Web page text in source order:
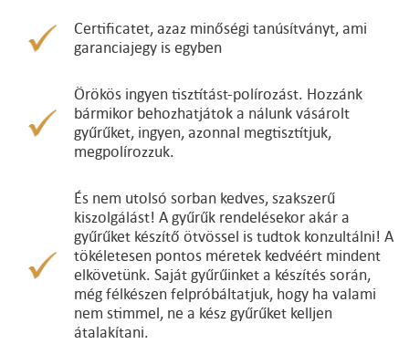
Certificatet, azaz minőségi tanúsítványt, ami
garanciajegy is egyben
Örökös ingyen tisztítást-polírozást. Hozzánk
bármikor behozhatjátok a nálunk vásárolt
gyűrűket, ingyen, azonnal megtisztítjuk,
megpolírozzuk.
És nem utolsó sorban kedves, szakszerű
kiszolgálást! A gyűrűk rendelésekor akár a
gyűrűket készítő ötvössel is tudtok konzultálni! A
tökéletesen pontos méretek kedvéért mindent
elkövetünk. Saját gyűrűinket a készítés során,
még félkészen felpróbáltatjuk, hogy ha valami
nem stimmel, ne a kész gyűrűket kelljen
átalakítani.